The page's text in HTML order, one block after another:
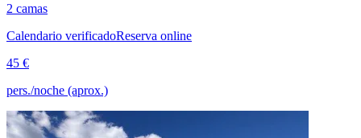
2 camas
Calendario verificadoReserva online
45 €
pers./noche (aprox.)